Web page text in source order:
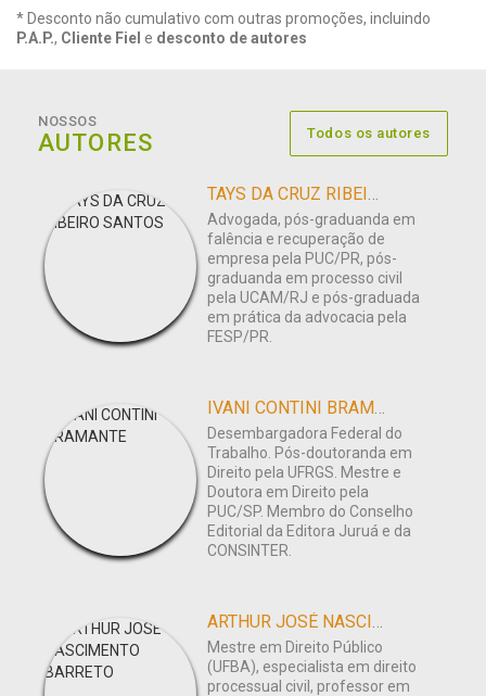
* Desconto não cumulativo com outras promoções, incluindo
P.A.P., Cliente Fiel e desconto de autores
NOSSOS
AUTORES Todos os autores
TAYS DA CRUZ RIBEIRO SANTOS
Advogada, pós-graduanda em
falência e recuperação de
empresa pela PUC/PR, pós-
graduanda em processo civil
pela UCAM/RJ e pós-graduada
em prática da advocacia pela
FESP/PR.
IVANI CONTINI BRAMANTE
Desembargadora Federal do
Trabalho. Pós-doutoranda em
Direito pela UFRGS. Mestre e
Doutora em Direito pela
PUC/SP. Membro do Conselho
Editorial da Editora Juruá e da
CONSINTER.
ARTHUR JOSÉ NASCIMENTO BARRETO
Mestre em Direito Público
(UFBA), especialista em direito
processual civil, professor em